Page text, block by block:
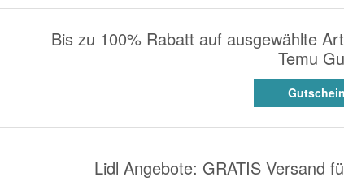
Bis zu 100% Rabatt auf ausgewählte
Temu
Lidl Angebote: GRATIS Versand